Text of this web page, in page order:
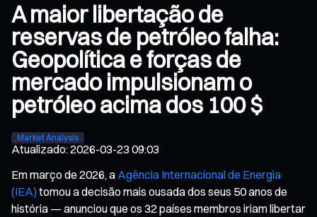
A maior libertação de
reservas de petróleo falha:
Geopolítica e forças de
mercado impulsionam o
petróleo acima dos 100 $
Market Analysis
Atualizado:2026-03-23 09:03
Em março de 2026, a Agência Internacional de Energia
(IEA)tomou a decisão mais ousada dos seus 50 anos de
história — anunciou que os 32 países membros iriam libertar